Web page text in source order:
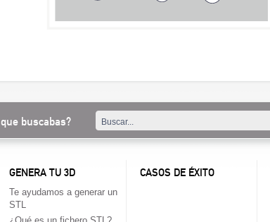
buscabas?
GENERA TU 3D
Te ayudamos a generar un
STL
CASOS DE ÉXITO